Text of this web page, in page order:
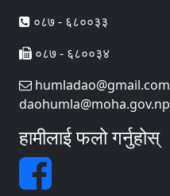
०८७ - ६८००३३
०८७ - ६८००३४
humladao@gmail.com
daohumla@moha.gov.np
हामीलाई फलो गर्नुहोस्